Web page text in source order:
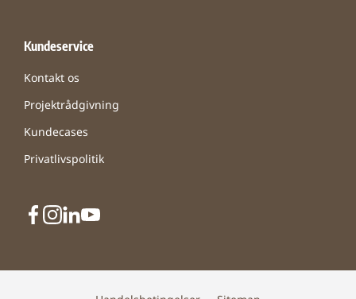
Kundeservice
Kontakt os
Projektrådgivning
Kundecases
Privatlivspolitik